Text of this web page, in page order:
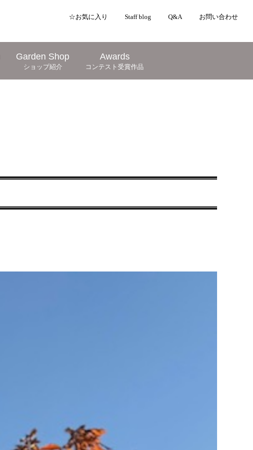
☆お気に入り Staff blog Q&A お問い合わせ
Garden Shop
ショップ紹介
Awards
コンテスト受賞作品